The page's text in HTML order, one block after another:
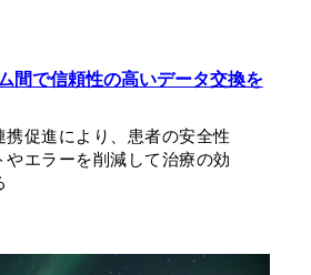
間で信頼性の高いデータ交換を
携促進により、患者の安全性
やエラーを削減して治療の効